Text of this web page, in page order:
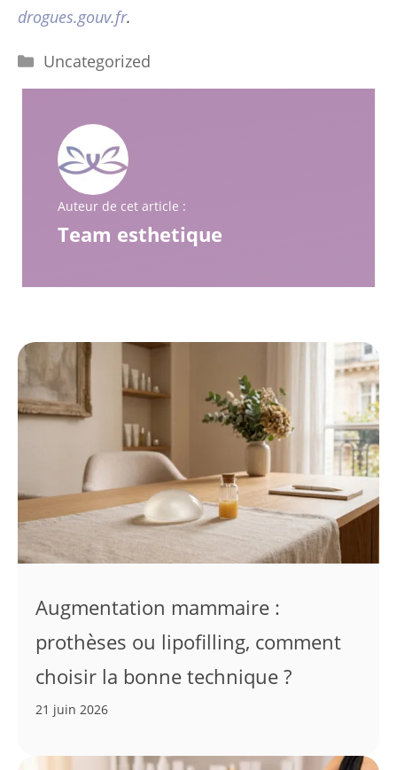
drogues.gouv.fr.
Catégories
Uncategorized
Auteur de cet article :
Team esthetique
Augmentation mammaire :
prothèses ou lipofilling, comment
choisir la bonne technique ?
21 juin 2026